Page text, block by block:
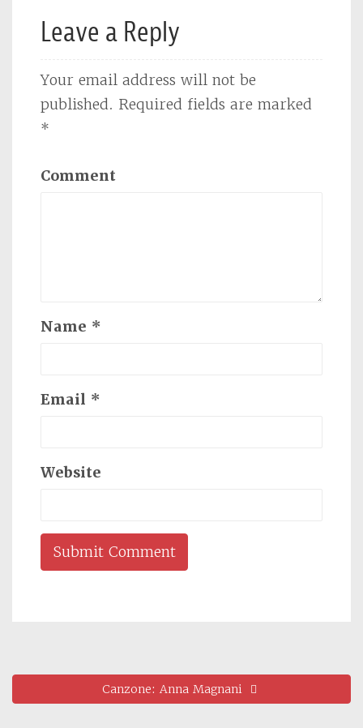
Leave a Reply
Your email address will not be
published. Required fields are marked
*
Comment
Name *
Email *
Website
Canzone: Anna Magnani